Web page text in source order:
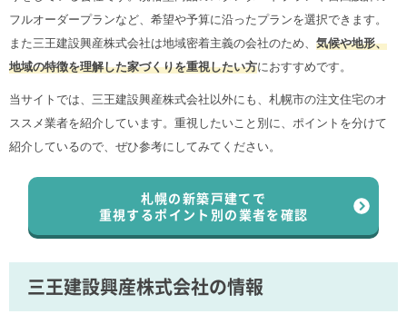
フルオーダープランなど、希望や予算に沿ったプランを選択できます。
また三王建設興産株式会社は地域密着主義の会社のため、 気候や地形、
地域の特徴を理解した家づくりを重視したい方におすすめです。
当サイトでは、三王建設興産株式会社以外にも、札幌市の注文住宅のオ
ススメ業者を紹介しています。重視したいこと別に、ポイントを分けて
紹介しているので、ぜひ参考にしてみてください。
札幌の新築戸建てで
重視するポイント別の業者を確認
三王建設興産株式会社の情報